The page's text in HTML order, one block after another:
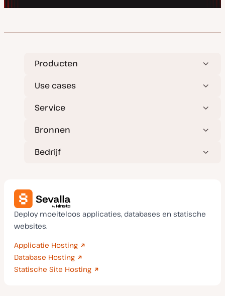
Producten
Use cases
Service
Bronnen
Bedrijf
Deploy moeiteloos applicaties, databases en statische
websites.
Applicatie Hosting
Database Hosting
Statische Site Hosting